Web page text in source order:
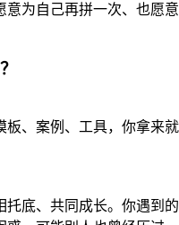
意为自己再拼一次、也愿意
板、案例、工具，你拿来就
托底、共同成长。你遇到的